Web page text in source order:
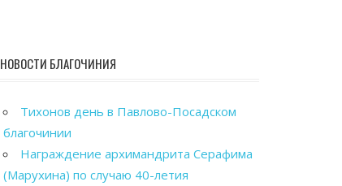
НОВОСТИ БЛАГОЧИНИЯ
Тихонов день в Павлово-Посадском
благочинии
Награждение архимандрита Серафима
(Марухина) по случаю 40-летия